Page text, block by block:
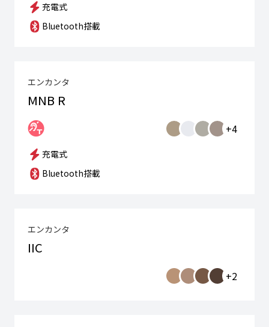
充電式
Bluetooth搭載
エンカンタ
MNB R
+4
充電式
Bluetooth搭載
エンカンタ
IIC
+2